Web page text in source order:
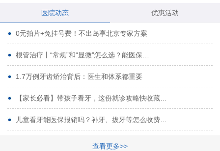
医院动态 优惠活动
0元拍片+免挂号费！不出岛享北京专家方案
根管治疗丨“常规”和“显微”怎么选？能医保…
1.7万例牙齿矫治背后：医生和体系都重要
【家长必看】带孩子看牙，这份就诊攻略快收藏…
儿童看牙能医保报销吗？补牙、拔牙等怎么收费…
查看更多>>